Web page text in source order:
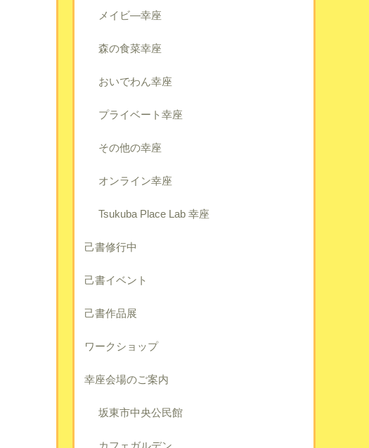
メイビ―幸座
森の食菜幸座
おいでわん幸座
プライベート幸座
その他の幸座
オンライン幸座
Tsukuba Place Lab 幸座
己書修行中
己書イベント
己書作品展
ワークショップ
幸座会場のご案内
坂東市中央公民館
カフェガルデン